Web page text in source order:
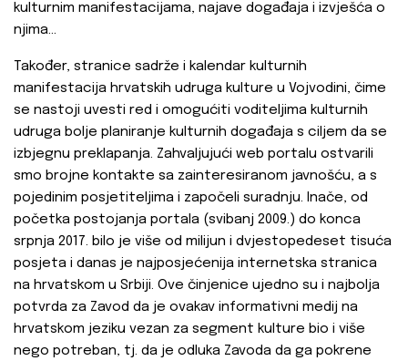
kulturnim manifestacijama, najave događaja i izvješća o
njima...
Također, stranice sadrže i kalendar kulturnih
manifestacija hrvatskih udruga kulture u Vojvodini, čime
se nastoji uvesti red i omogućiti voditeljima kulturnih
udruga bolje planiranje kulturnih događaja s ciljem da se
izbjegnu preklapanja. Zahvaljujući web portalu ostvarili
smo brojne kontakte sa zainteresiranom javnošću, a s
pojedinim posjetiteljima i započeli suradnju. Inače, od
početka postojanja portala (svibanj 2009.) do konca
srpnja 2017. bilo je više od milijun i dvjestopedeset tisuća
posjeta i danas je najposjećenija internetska stranica
na hrvatskom u Srbiji. Ove činjenice ujedno su i najbolja
potvrda za Zavod da je ovakav informativni medij na
hrvatskom jeziku vezan za segment kulture bio i više
nego potreban, tj. da je odluka Zavoda da ga pokrene